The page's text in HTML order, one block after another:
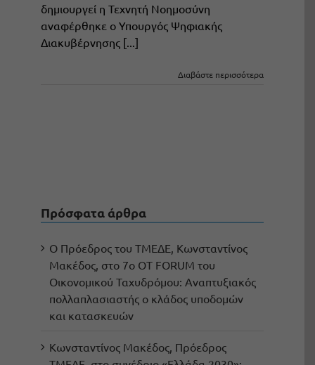
δημιουργεί η Τεχνητή Νοημοσύνη
αναφέρθηκε ο Υπουργός Ψηφιακής
Διακυβέρνησης [...]
Διαβάστε περισσότερα
Πρόσφατα άρθρα
Ο Πρόεδρος του ΤΜΕΔΕ, Κωνσταντίνος
Μακέδος, στο 7ο OT FORUM του
Οικονομικού Ταχυδρόμου: Αναπτυξιακός
πολλαπλασιαστής ο κλάδος υποδομών
και κατασκευών
Κωνσταντίνος Μακέδος, Πρόεδρος